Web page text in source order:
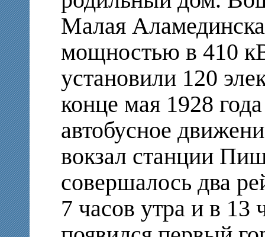
Малая
мощностью в 410
установили 120
конце мая 1928
автобусное
вокзал станции
совершалось два
7 часов утра и в 13